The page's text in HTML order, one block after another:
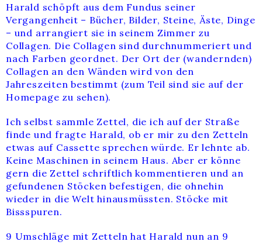
Harald schöpft aus dem Fundus seiner
Vergangenheit – Bücher, Bilder, Steine, Äste, Dinge
– und arrangiert sie in seinem Zimmer zu
Collagen. Die Collagen sind durchnummeriert und
nach Farben geordnet. Der Ort der (wandernden)
Collagen an den Wänden wird von den
Jahreszeiten bestimmt (zum Teil sind sie auf der
Homepage zu sehen).
Ich selbst sammle Zettel, die ich auf der Straße
finde und fragte Harald, ob er mir zu den Zetteln
etwas auf Cassette sprechen würde. Er lehnte ab.
Keine Maschinen in seinem Haus. Aber er könne
gern die Zettel schriftlich kommentieren und an
gefundenen Stöcken befestigen, die ohnehin
wieder in die Welt hinausmüssten. Stöcke mit
Bissspuren.
9 Umschläge mit Zetteln hat Harald nun an 9